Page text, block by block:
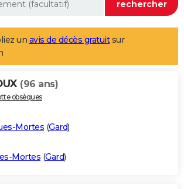
un avis de décès gratuitsur
(96 ans)
obsèques
Mortes (Gard)
Mortes (Gard)